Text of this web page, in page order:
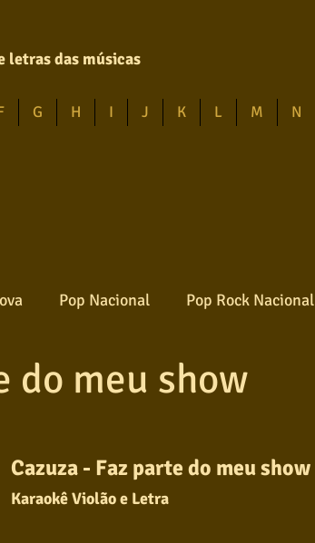
letras das músicas
G H I J K L M N
Pop Nacional Pop Rock Nacional
Reggae Jazz Jovem guarda
do meu show
Cazuza - Faz parte do meu show
Karaokê Violão e Letra